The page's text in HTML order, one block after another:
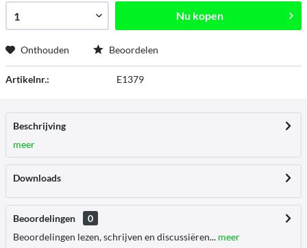
Nu kopen
Onthouden Beoordelen
Artikelnr.: E1379
Beschrijving
meer
Downloads
Beoordelingen
0
Beoordelingen lezen, schrijven en discussiëren... meer